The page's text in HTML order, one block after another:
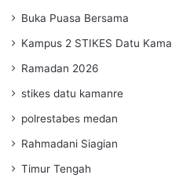
Buka Puasa Bersama
Kampus 2 STIKES Datu
Ramadan 2026
stikes datu kamanre
polrestabes medan
Rahmadani Siagian
Timur Tengah